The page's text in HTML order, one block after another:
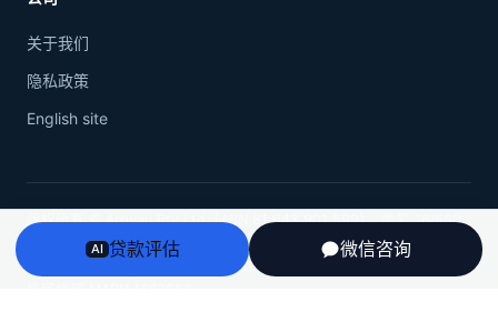
关于我们
隐私政策
English site
版权所有 © Arrivau Pty Ltd（ABN 81 643 901 599）· 悉尼 16/650
George St, Sydney NSW 2000
ASIC 信贷代表 CRN 530978 · NSW 房产中介执照 20253209 · 注册
AI 贷款评估 微信咨询